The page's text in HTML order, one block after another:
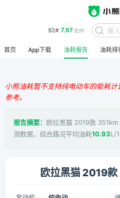
92# 7.97元/升
首页 App下载 油耗报告 油耗排
小熊油耗暂不支持纯电动车的能耗
参考。
报告摘要： 欧拉黑猫 2019款 351km
测数据，综合路况平均油耗10.93L/
欧拉黑猫 2019